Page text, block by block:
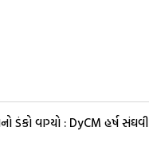
ડંકો વાગ્યો : DyCM હર્ષ સંઘવી